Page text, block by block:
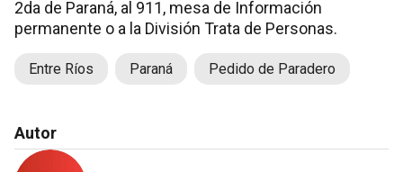
2da de Paraná, al 911, mesa de Información
permanente o a la División Trata de Personas.
Entre Ríos Paraná Pedido de Paradero
Autor